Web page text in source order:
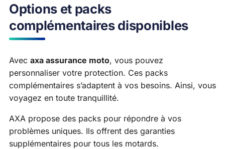
Options et packs
complémentaires disponibles
Avec axa assurance moto, vous pouvez
personnaliser votre protection. Ces packs
complémentaires s’adaptent à vos besoins. Ainsi, vous
voyagez en toute tranquillité.
AXA propose des packs pour répondre à vos
problèmes uniques. Ils offrent des garanties
supplémentaires pour tous les motards.